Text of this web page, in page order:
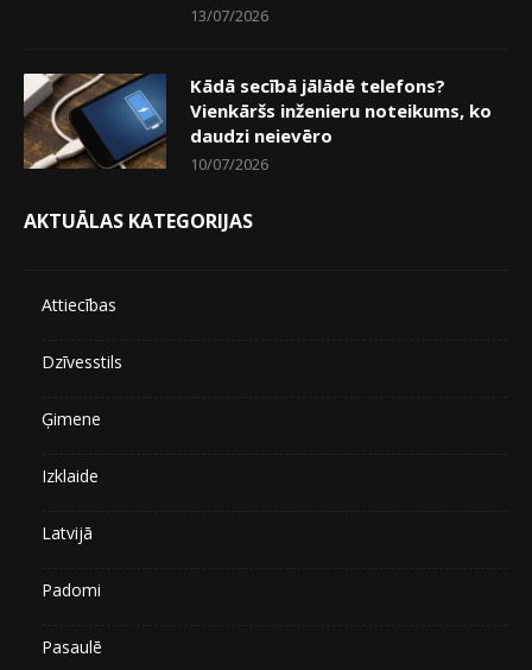
13/07/2026
Kādā secībā jālādē telefons?
Vienkāršs inženieru noteikums, ko
daudzi neievēro
10/07/2026
AKTUĀLAS KATEGORIJAS
Attiecības
Dzīvesstils
Ģimene
Izklaide
Latvijā
Padomi
Pasaulē